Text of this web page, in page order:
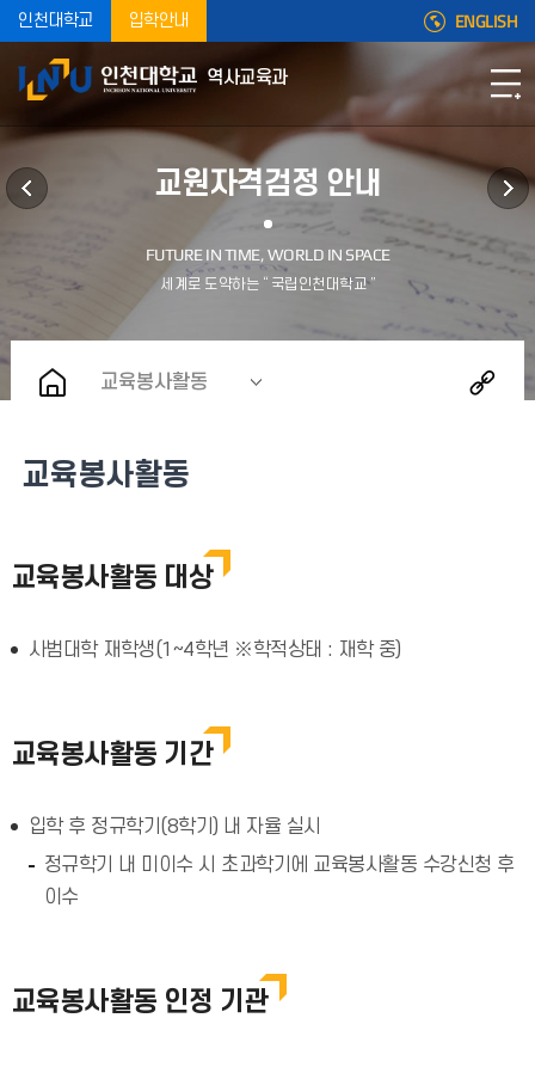
인천대학교 입학안내 ENGLISH
역사교육과
교원자격검정 안내
교육봉사활동
교육봉사활동
교육봉사활동 대상
사범대학 재학생(1~4학년 ※학적상태 : 재학 중)
교육봉사활동 기간
입학 후 정규학기(8학기) 내 자율 실시
정규학기 내 미이수 시 초과학기에 교육봉사활동 수강신청 후
이수
교육봉사활동 인정 기관